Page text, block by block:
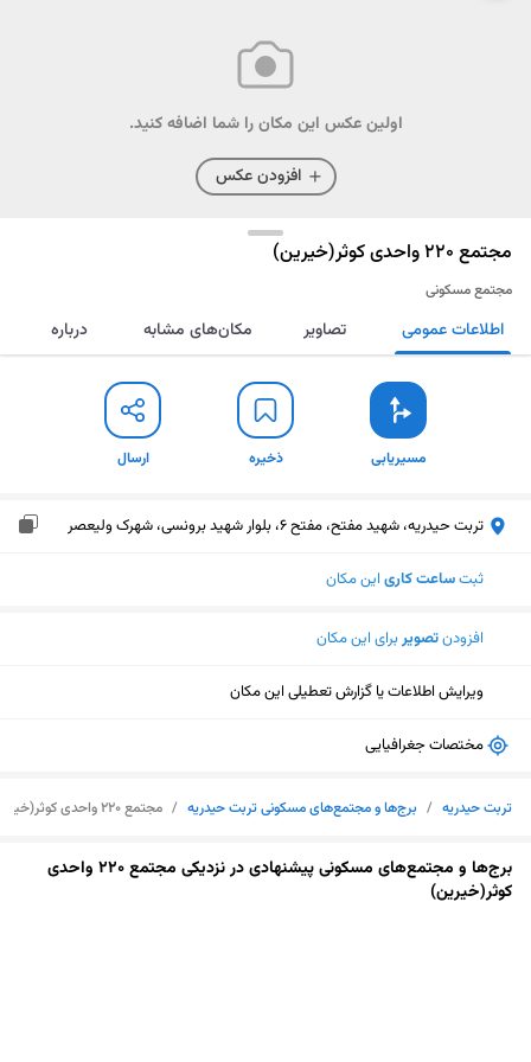
اولین عکس این مکان را شما اضافه کنید.
افزودن عکس
مجتمع 220 واحدی کوثر(خیرین)
مجتمع مسکونی
مسیریابی ذخیره ارسال اطلاعات عمومی تصاویر مکان‌های مشابه درباره
مسیریابی ذخیره ارسال
تربت حیدریه، شهید مفتح، مفتح 6، بلوار شهید برونسی، شهرک ولیعصر
ثبتساعت کاری این مکان
افزودنتصویربرای این مکان
ویرایش اطلاعات یا گزارش تعطیلی این مکان
مختصات جغرافیایی
تربت حیدریه / برج‌ها و مجتمع‌های مسکونی تربت حیدریه / مجتمع 220 واحدی کوثر(خیرین)
برج‌ها و مجتمع‌های مسکونی پیشنهادی در نزدیکی مجتمع 220 واحدی
کوثر(خیرین)